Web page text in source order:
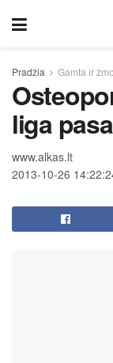
Pradžia Gamta ir
liga
www.alkas.lt
2013-10-26